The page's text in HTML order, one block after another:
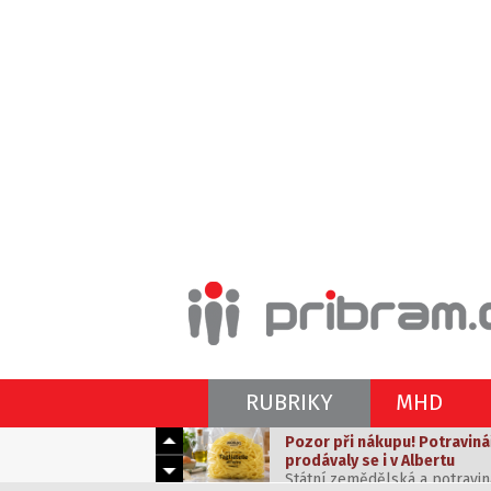
RUBRIKY MHD
Pozor při nákupu!
prodávaly se i v Albertu
Státní zemědělská a
těstoviny z Itálie, které byly
odhalila, že výrobek
obalu.
Vedra k nevydržení? Máme
sluncem a vedrem
Tropické dny dokážou